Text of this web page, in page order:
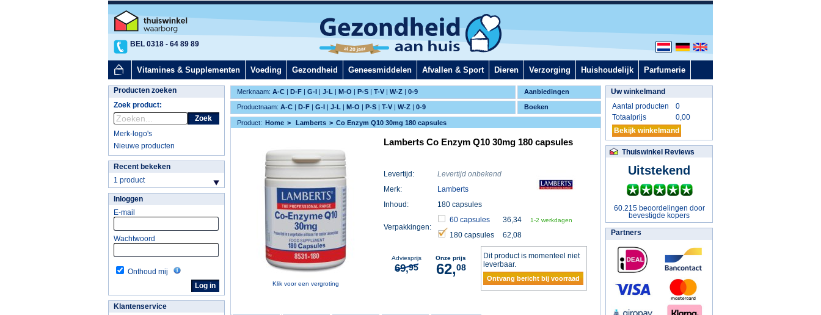
BEL 0318 - 64 89 89
Vitamines & Supplementen Voeding Gezondheid Geneesmiddelen Afvallen & Sport Dieren Verzorging Huishoudelijk Parfumerie
Aanbiedingen
Merknaam: A-C | D-F | G-I | J-L | M-O | P-S | T-V | W-Z | 0-9
Boeken
Productnaam: A-C | D-F | G-I | J-L | M-O | P-S | T-V | W-Z | 0-9
Producten zoeken
Zoek product:
Zoek
Merk-logo's
Nieuwe producten
Recent bekeken
1 product
Inloggen
E-mail
Wachtwoord
Onthoud mij
Klantenservice
Product: Home Lamberts Co Enzym Q10 30mg 180 capsules
Klik voor een vergroting
Lamberts Co Enzym Q10 30mg 180 capsules
Levertijd:
Levertijd onbekend
Merk:
Lamberts
Inhoud:
180 capsules
Verpakkingen:
60 capsules 36,34 1-2 werkdagen
180 capsules 62,08
Dit product is momenteel niet
leverbaar.
Ontvang bericht bij voorraad
Adviesprijs
69,95
Onze prijs
62,08
Uw winkelmand
Aantal producten
0
Totaalprijs
0,00
Bekijk winkelmand
Thuiswinkel Reviews
Uitstekend
60.215 beoordelingen door
bevestigde kopers
Partners